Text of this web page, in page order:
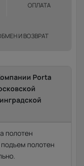
ОПЛАТА
И ВОЗВРАТ
Porta
полотен
полотен